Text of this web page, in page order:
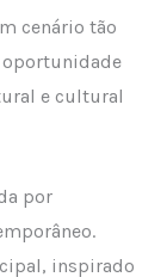
cenário tão
oportunidade
e cultural
por
inspirado